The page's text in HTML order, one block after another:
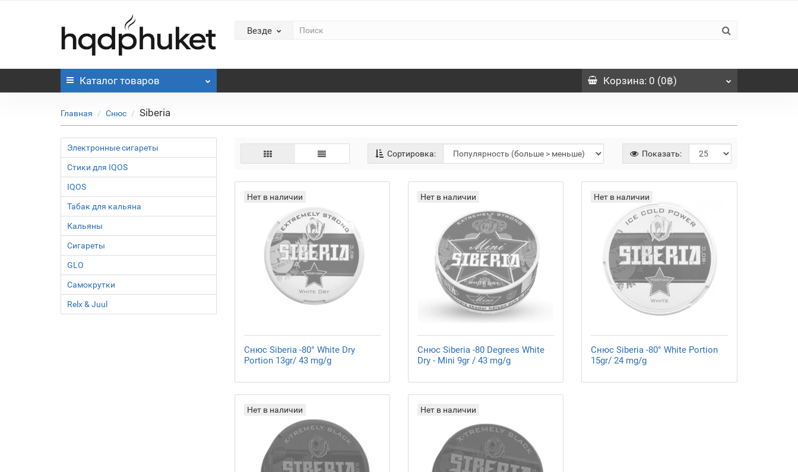
Везде
Каталог товаров Корзина: 0 (0฿)
Главная Снюс Siberia
Электронные сигареты
Стики для IQOS
IQOS
Табак для кальяна
Кальяны
Сигареты
GLO
Самокрутки
Relx & Juul
Сортировка: Показать:
Нет в наличии
Снюс Siberia -80° White Dry
Portion 13gr/ 43 mg/g
Нет в наличии
Снюс Siberia -80 Degrees White
Dry - Mini 9gr / 43 mg/g
Нет в наличии
Снюс Siberia -80° White Portion
15gr/ 24 mg/g
Нет в наличии Нет в наличии